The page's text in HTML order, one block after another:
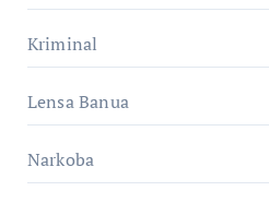
Kriminal
Lensa Banua
Narkoba